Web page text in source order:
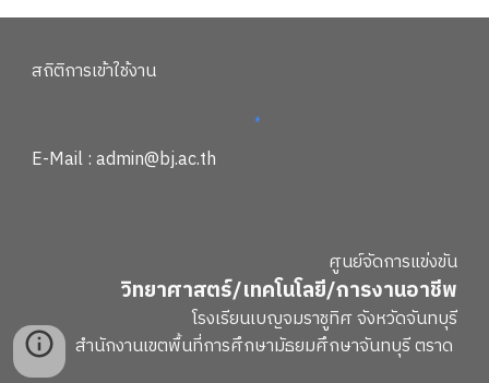
สถิติการเข้าใช้งาน
E-Mail : admin@bj.ac.th
ศูนย์จัดการแข่งขัน
วิทยาศาสตร์/เทคโนโลยี/การงานอาชีพ
โรงเรียนเบญจมราชูทิศ จังหวัดจันทบุรี
สำนักงานเขตพื้นที่การศึกษามัธยมศึกษาจันทบุรี ตราด